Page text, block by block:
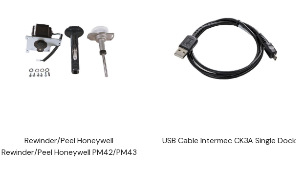
Rewinder/Peel Honeywell
Rewinder/Peel Honeywell PM42/PM43
USB Cable Intermec CK3A Single Dock